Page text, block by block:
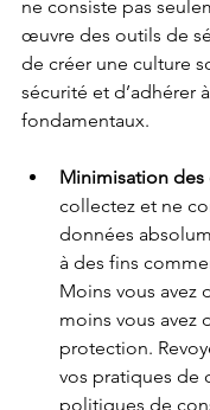
ne consiste pas
œuvre des outils de
de créer une culture
sécurité et d’adhérer
fondamentaux.
Minimisation des
collectez et ne
données
à des fins
Moins vous avez
moins vous avez
protection.
vos pratiques de
politiques de